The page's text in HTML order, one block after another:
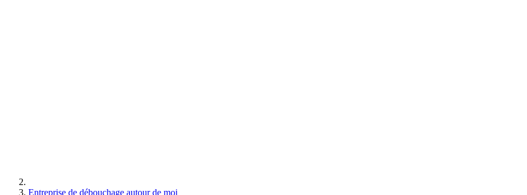
Entreprise de débouchage autour de moi